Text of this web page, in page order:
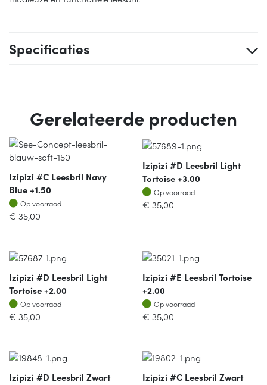
Specificaties
Gerelateerde producten
Izipizi #C Leesbril Navy
Blue +1.50
Op voorraad
Op voorraad
€ 35,00
Izipizi #D Leesbril Light
Tortoise +3.00
Op voorraad
Op voorraad
€ 35,00
Izipizi #D Leesbril Light
Tortoise +2.00
Op voorraad
Op voorraad
€ 35,00
Izipizi #E Leesbril Tortoise
+2.00
Op voorraad
Op voorraad
€ 35,00
Izipizi #D Leesbril Zwart
Izipizi #C Leesbril Zwart